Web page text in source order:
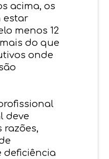
acima, os
estar
menos 12
do que
onde
deve
razões,
deficiência